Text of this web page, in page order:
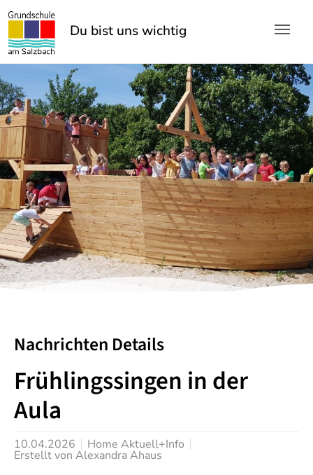
Skip to main content
Du bist uns wichtig!
Du bist uns
wichtig!
Nachrichten Details
Frühlingssingen in der
Aula
10.04.2026 Home Aktuell+Info
Erstellt von Alexandra Ahaus